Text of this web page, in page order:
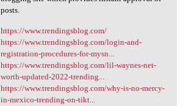
posts.
https://www.trendingsblog.com/
https://www.trendingsblog.com/login-and-
registration-procedures-for-mysn...
https://www.trendingsblog.com/lil-waynes-net-
worth-updated-2022-trending...
https://www.trendingsblog.com/why-is-no-mercy-
in-mexico-trending-on-tikt...